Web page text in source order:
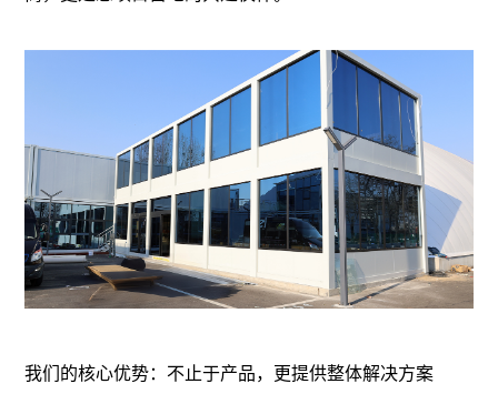
我们的核心优势：不止于产品，更提供整体解决方案